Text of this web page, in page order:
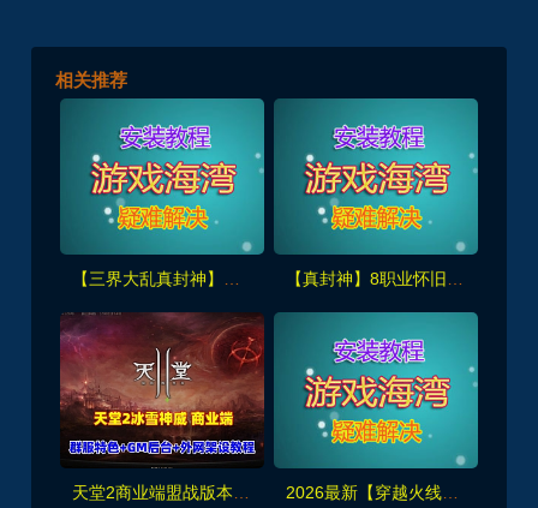
相关推荐
2026最新【穿越火线CF2.0】一键端,修复各种错误，全道具可买100%汉化+GM工具